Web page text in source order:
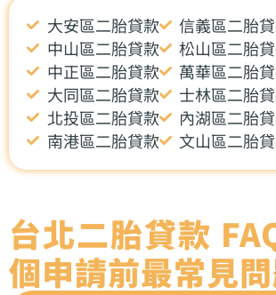
大安區二胎貸款
信義區二胎
中山區二胎貸款
松山區二胎
中正區二胎貸款
萬華區二胎
大同區二胎貸款
士林區二胎
北投區二胎貸款
內湖區二胎
南港區二胎貸款
文山區二胎
台北二胎貸款
個申請前最常見